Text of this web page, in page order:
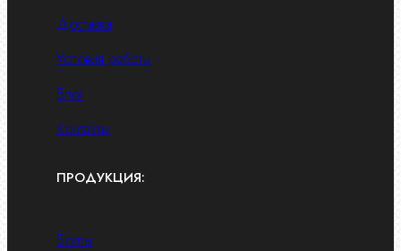
Доставка
Условия работы
Блог
Контакты
ПРОДУКЦИЯ:
Болты